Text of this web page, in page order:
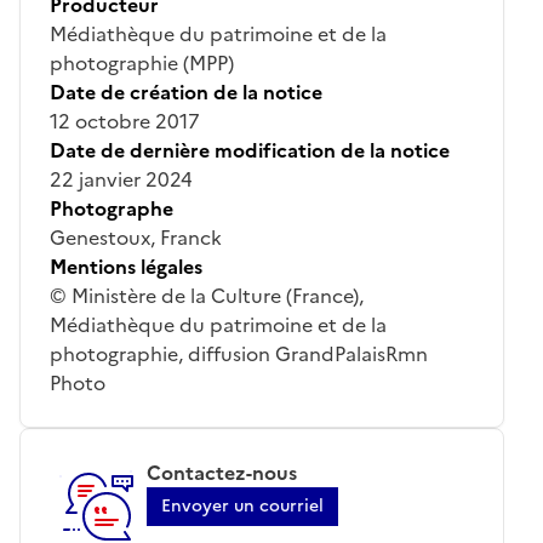
Médiathèque du patrimoine et de la
photographie (MPP)
Date de création de la notice
12 octobre 2017
Date de dernière modification de la notice
22 janvier 2024
Photographe
Genestoux, Franck
Mentions légales
© Ministère de la Culture (France),
Médiathèque du patrimoine et de la
photographie, diffusion GrandPalaisRmn
Photo
Contactez-nous
Envoyer un courriel